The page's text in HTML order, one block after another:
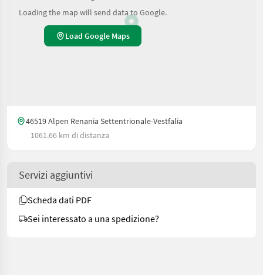
Loading the map will send data to Google.
Load Google Maps
46519 Alpen Renania Settentrionale-Vestfalia
1061.66 km di distanza
Servizi aggiuntivi
Scheda dati PDF
Sei interessato a una spedizione?